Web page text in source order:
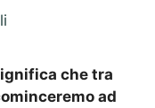
che tra
ad